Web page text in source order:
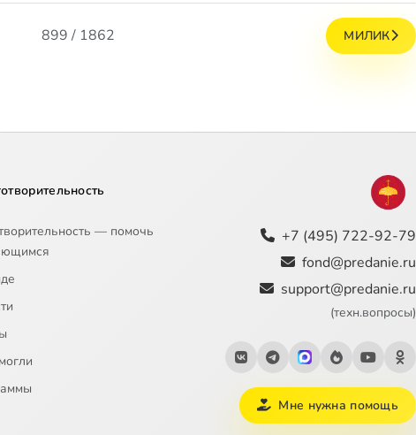
899 / 1862 МИЛИК
— помочь
+7 (495) 722-92-79
fond@predanie.ru
support@predanie.ru
(техн.вопросы)
Мне нужна помощь